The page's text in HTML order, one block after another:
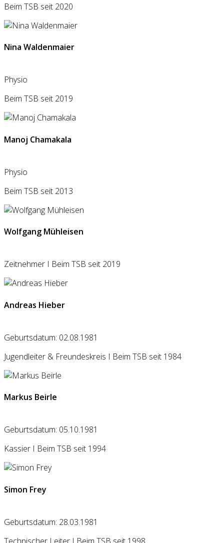
Beim TSB seit 2020
Nina Waldenmaier
Physio
Beim TSB seit 2019
Manoj Chamakala
Physio
Beim TSB seit 2013
Wolfgang Mühleisen
Zeitnehmer I Beim TSB seit 2019
Andreas Hieber
Geburtsdatum: 02.08.1981
Jugendleiter & Freundeskreis I Beim TSB seit 1984
Markus Beirle
Geburtsdatum: 05.10.1981
Kassier I Beim TSB seit 1994
Simon Frey
Geburtsdatum: 28.03.1981